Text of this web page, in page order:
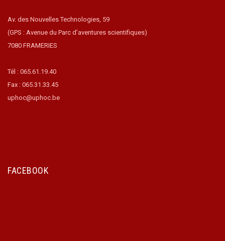
Av. des Nouvelles Technologies, 59
(GPS : Avenue du Parc d’aventures scientifiques)
7080 FRAMERIES
Tél : 065.61.19.40
Fax : 065.31.33.45
uphoc@uphoc.be
FACEBOOK